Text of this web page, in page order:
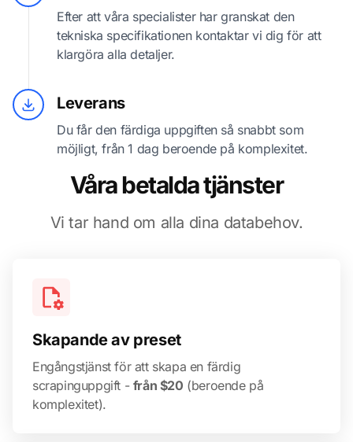
Efter att våra specialister har granskat den
tekniska specifikationen kontaktar vi dig för att
klargöra alla detaljer.
Leverans
Du får den färdiga uppgiften så snabbt som
möjligt, från 1 dag beroende på komplexitet.
Våra betalda tjänster
Vi tar hand om alla dina databehov.
Skapande av preset
Engångstjänst för att skapa en färdig
scrapinguppgift - från $20 (beroende på
komplexitet).